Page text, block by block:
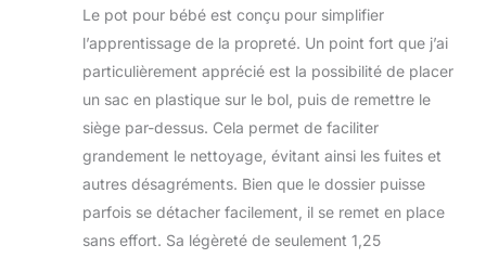
Le pot pour bébé est conçu pour simplifier
l’apprentissage de la propreté. Un point fort que j’ai
particulièrement apprécié est la possibilité de placer
un sac en plastique sur le bol, puis de remettre le
siège par-dessus. Cela permet de faciliter
grandement le nettoyage, évitant ainsi les fuites et
autres désagréments. Bien que le dossier puisse
parfois se détacher facilement, il se remet en place
sans effort. Sa légèreté de seulement 1,25